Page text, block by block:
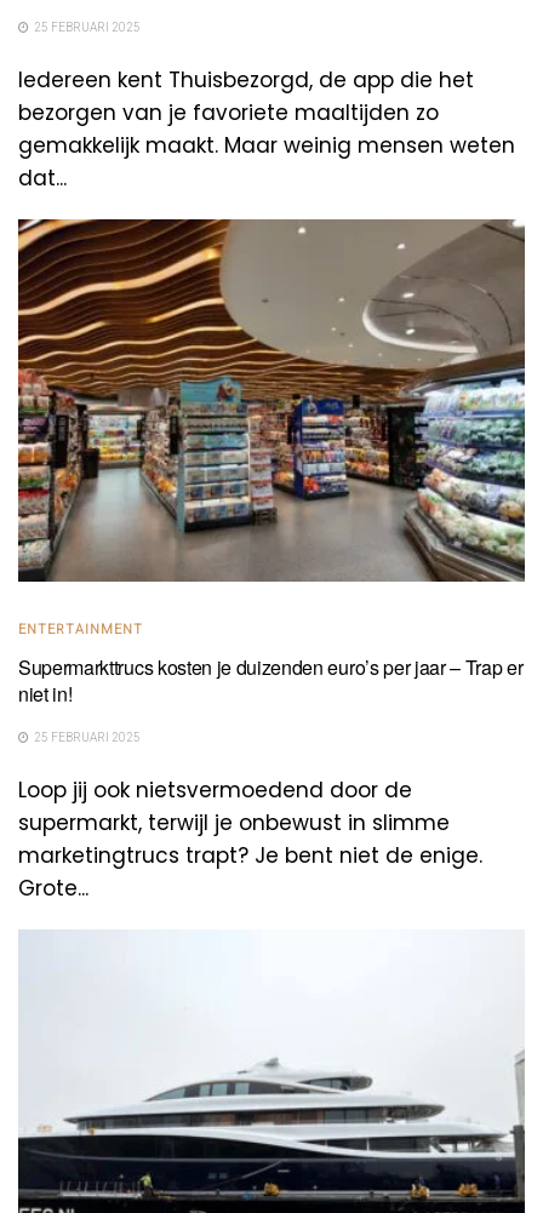
25 FEBRUARI 2025
Iedereen kent Thuisbezorgd, de app die het
bezorgen van je favoriete maaltijden zo
gemakkelijk maakt. Maar weinig mensen weten
dat...
ENTERTAINMENT
Supermarkttrucs kosten je duizenden euro’s per jaar – Trap er
niet in!
25 FEBRUARI 2025
Loop jij ook nietsvermoedend door de
supermarkt, terwijl je onbewust in slimme
marketingtrucs trapt? Je bent niet de enige.
Grote...